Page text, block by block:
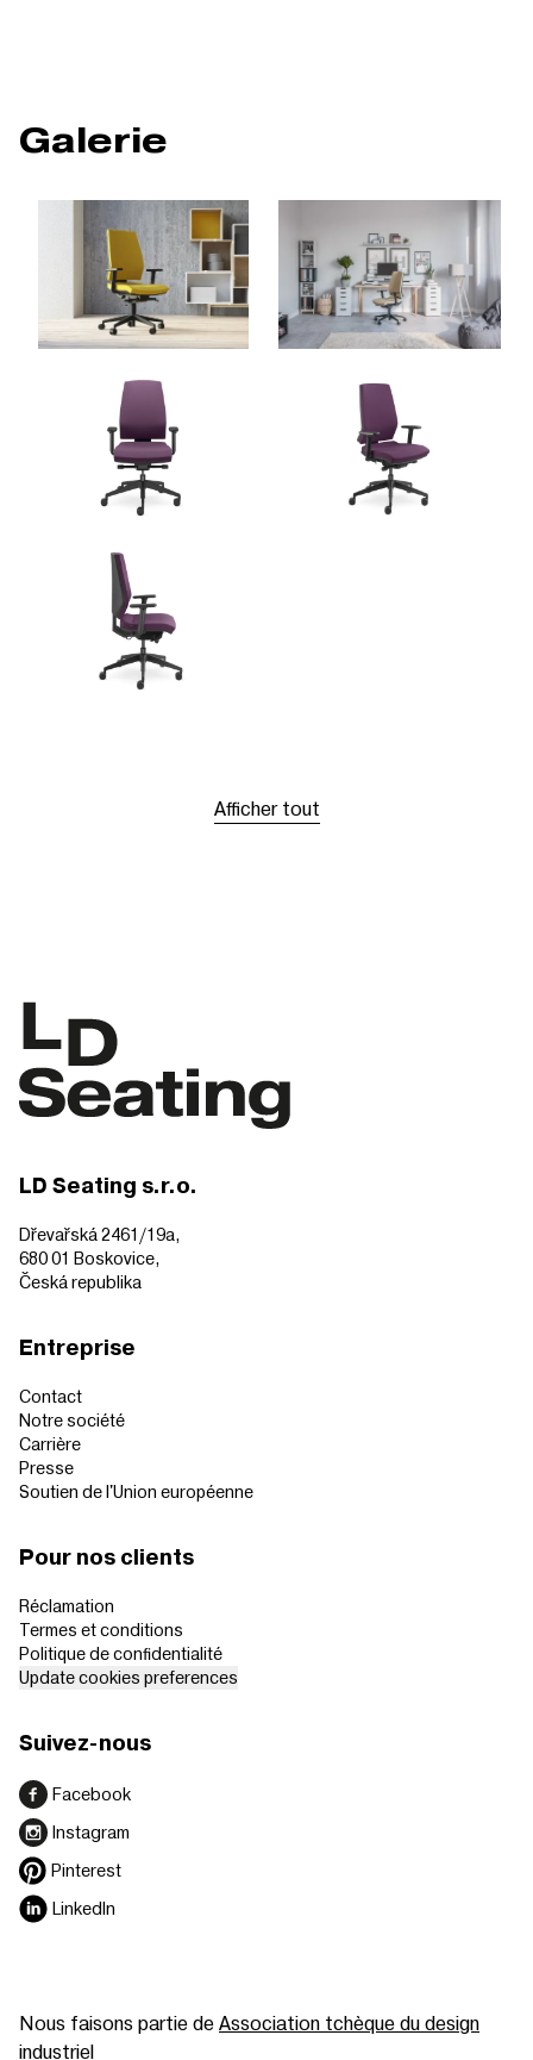
Galerie
Afficher tout
LD Seating s.r.o.
Dřevařská 2461/19a,
680 01 Boskovice,
Česká republika
Entreprise
Contact
Notre société
Carrière
Presse
Soutien de l'Union européenne
Pour nos clients
Réclamation
Termes et conditions
Politique de confidentialité
Update cookies preferences
Suivez-nous
Facebook
Instagram
Pinterest
LinkedIn
Nous faisons partie deAssociation tchèque du design
industriel